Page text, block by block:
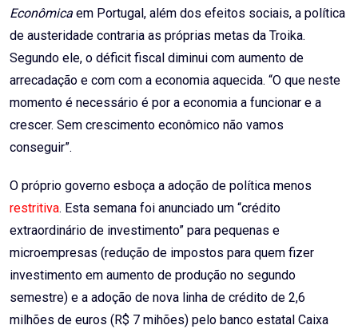
Econômica em Portugal, além dos efeitos sociais, a política
de austeridade contraria as próprias metas da Troika.
Segundo ele, o déficit fiscal diminui com aumento de
arrecadação e com com a economia aquecida. “O que neste
momento é necessário é por a economia a funcionar e a
crescer. Sem crescimento econômico não vamos
conseguir”.
O próprio governo esboça a adoção de política menos
restritiva. Esta semana foi anunciado um “crédito
extraordinário de investimento” para pequenas e
microempresas (redução de impostos para quem fizer
investimento em aumento de produção no segundo
semestre) e a adoção de nova linha de crédito de 2,6
milhões de euros (R$ 7 mihões) pelo banco estatal Caixa